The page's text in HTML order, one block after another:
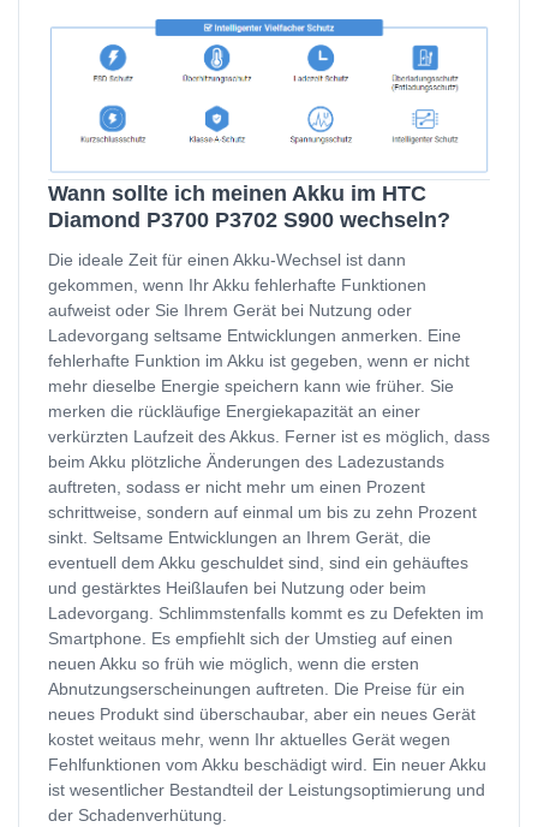
Wann sollte ich meinen Akku im HTC
Diamond P3700 P3702 S900 wechseln?
Die ideale Zeit für einen Akku-Wechsel ist dann
gekommen, wenn Ihr Akku fehlerhafte Funktionen
aufweist oder Sie Ihrem Gerät bei Nutzung oder
Ladevorgang seltsame Entwicklungen anmerken. Eine
fehlerhafte Funktion im Akku ist gegeben, wenn er nicht
mehr dieselbe Energie speichern kann wie früher. Sie
merken die rückläufige Energiekapazität an einer
verkürzten Laufzeit des Akkus. Ferner ist es möglich, dass
beim Akku plötzliche Änderungen des Ladezustands
auftreten, sodass er nicht mehr um einen Prozent
schrittweise, sondern auf einmal um bis zu zehn Prozent
sinkt. Seltsame Entwicklungen an Ihrem Gerät, die
eventuell dem Akku geschuldet sind, sind ein gehäuftes
und gestärktes Heißlaufen bei Nutzung oder beim
Ladevorgang. Schlimmstenfalls kommt es zu Defekten im
Smartphone. Es empfiehlt sich der Umstieg auf einen
neuen Akku so früh wie möglich, wenn die ersten
Abnutzungserscheinungen auftreten. Die Preise für ein
neues Produkt sind überschaubar, aber ein neues Gerät
kostet weitaus mehr, wenn Ihr aktuelles Gerät wegen
Fehlfunktionen vom Akku beschädigt wird. Ein neuer Akku
ist wesentlicher Bestandteil der Leistungsoptimierung und
der Schadenverhütung.